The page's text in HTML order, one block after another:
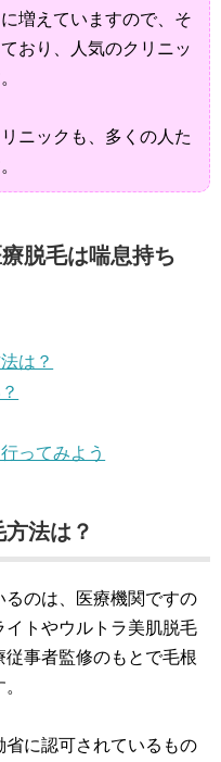
増えていますので、そ
おり、人気のクリニッ
ニックも、多くの人た
脱毛は喘息持ち
は？
ってみよう
法は？
のは、医療機関ですの
トやウルトラ美肌脱毛
事者監修のもとで毛根
に認可されているもの